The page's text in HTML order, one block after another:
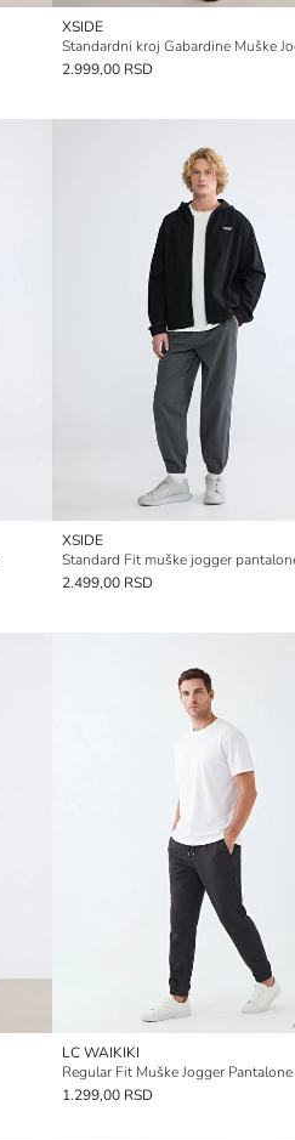
XSIDE
2.999,00 RSD
XSIDE
Standard Fit muške jogger
2.499,00 RSD
LC WAIKIKI
Regular Fit Muške Jogger Pantalone
1.299,00 RSD